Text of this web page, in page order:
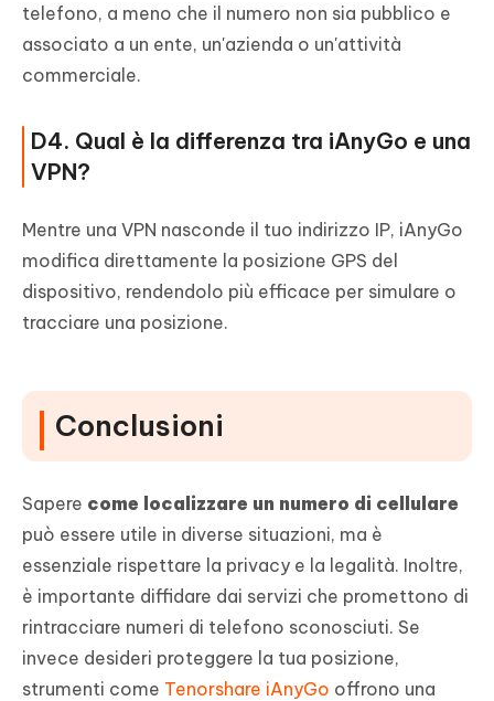
telefono, a meno che il numero non sia pubblico e
associato a un ente, un'azienda o un'attività
commerciale.
D4. Qual è la differenza tra iAnyGo e una
VPN?
Mentre una VPN nasconde il tuo indirizzo IP, iAnyGo
modifica direttamente la posizione GPS del
dispositivo, rendendolo più efficace per simulare o
tracciare una posizione.
Conclusioni
Sapere come localizzare un numero di cellulare
può essere utile in diverse situazioni, ma è
essenziale rispettare la privacy e la legalità. Inoltre,
è importante diffidare dai servizi che promettono di
rintracciare numeri di telefono sconosciuti. Se
invece desideri proteggere la tua posizione,
strumenti come Tenorshare iAnyGo offrono una